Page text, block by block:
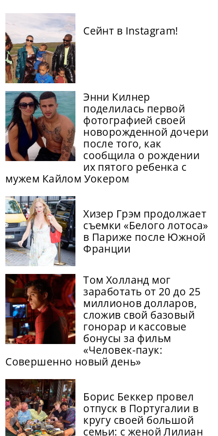
Сейнт в Instagram!
Энни Килнер
поделилась первой
фотографией своей
новорожденной дочери
после того, как
сообщила о рождении
их пятого ребенка с
мужем Кайлом Уокером
Хизер Грэм продолжает
съемки «Белого лотоса»
в Париже после Южной
Франции
Том Холланд мог
заработать от 20 до 25
миллионов долларов,
сложив свой базовый
гонорар и кассовые
бонусы за фильм
«Человек-паук:
Совершенно новый день»
Борис Беккер провел
отпуск в Португалии в
кругу своей большой
семьи: с женой Лилиан